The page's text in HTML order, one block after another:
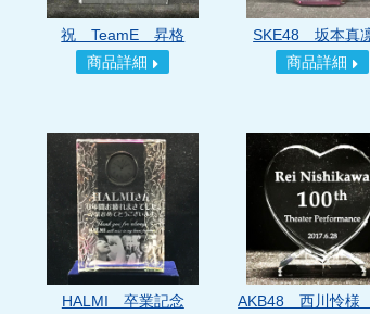
祝 TeamE 昇格
商品詳細
SKE48 坂本真
商品詳細
HALMI 卒業記念
AKB48 西川怜様